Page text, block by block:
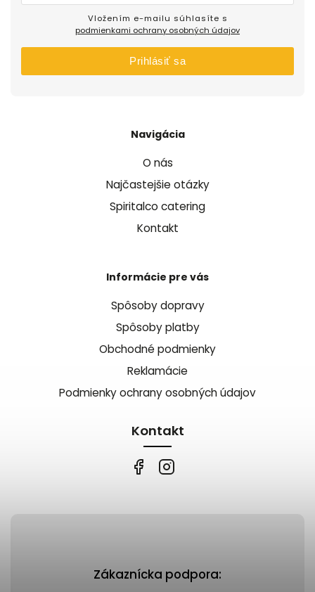
Zákaznícka podpora:
Navigácia
O nás
Najčastejšie otázky
Spiritalco catering
Kontakt
Informácie pre vás
Spôsoby dopravy
Spôsoby platby
Obchodné podmienky
Reklamácie
Podmienky ochrany osobných údajov
Kontakt
podmienkami ochrany osobných údajov
Prihlásiť sa